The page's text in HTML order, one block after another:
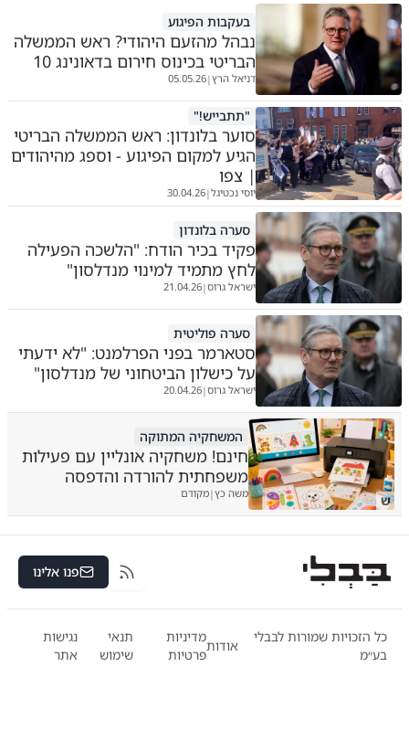
בעקבות הפיגוע
נבהל מהזעם היהודי? ראש הממשלה
הבריטי בכינוס חירום בדאונינג 10
דניאל הרץ|
05.05.26
"תתבייש!"
סוער בלונדון: ראש הממשלה הבריטי
הגיע למקום הפיגוע - וספג מהיהודים
| צפו
יוסי נכטיגל|
30.04.26
סערה בלונדון
פקיד בכיר הודח: "הלשכה הפעילה
לחץ מתמיד למינוי מנדלסון"
ישראל גרוס|
21.04.26
סערה פוליטית
סטארמר בפני הפרלמנט: "לא ידעתי
על כישלון הביטחוני של מנדלסון"
ישראל גרוס|
20.04.26
ש
המשחקיה המתוקה
חינם! משחקיה אונליין עם פעילות
משפחתית להורדה והדפסה
משה כץ|מקודם
RSS פנו אלינו
כל הזכויות שמורות לבבלי
בע״מ
אודות
מדיניות
פרטיות
תנאי
שימוש
נגישות
אתר